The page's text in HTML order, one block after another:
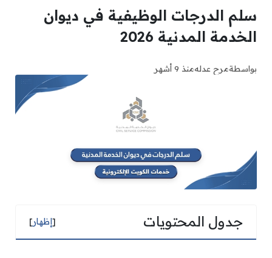
سلم الدرجات الوظيفية في ديوان
الخدمة المدنية 2026
بواسطةمرح عدلهمنذ 9 أشهر
جدول المحتويات [إظهار]